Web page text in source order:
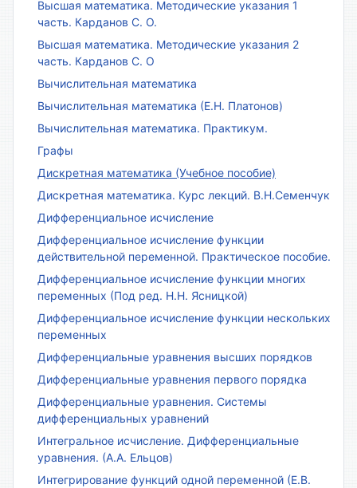
Высшая математика. Методические указания 1
часть. Карданов С. О.
Высшая математика. Методические указания 2
часть. Карданов С. О
Вычислительная математика
Вычислительная математика (Е.Н. Платонов)
Вычислительная математика. Практикум.
Графы
Дискретная математика (Учебное пособие)
Дискретная математика. Курс лекций. В.Н.Семенчук
Дифференциальное исчисление
Дифференциальное исчисление функции
действительной переменной. Практическое пособие.
Дифференциальное исчисление функции многих
переменных (Под ред. Н.Н. Ясницкой)
Дифференциальное исчисление функции нескольких
переменных
Дифференциальные уравнения высших порядков
Дифференциальные уравнения первого порядка
Дифференциальные уравнения. Системы
дифференциальных уравнений
Интегральное исчисление. Дифференциальные
уравнения. (А.А. Ельцов)
Интегрирование функций одной переменной (Е.В.